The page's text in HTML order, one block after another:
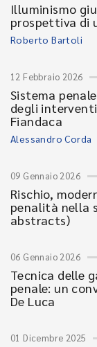
Illuminismo
prospettiva di
Roberto Bartoli
12 Febbraio 2026
Sistema
degli interventi
Fiandaca
Alessandro Corda
09 Gennaio 2026
Rischio,
penalità nella
abstracts)
06 Gennaio 2026
Tecnica delle
penale: un
De Luca
01 Dicembre 2025